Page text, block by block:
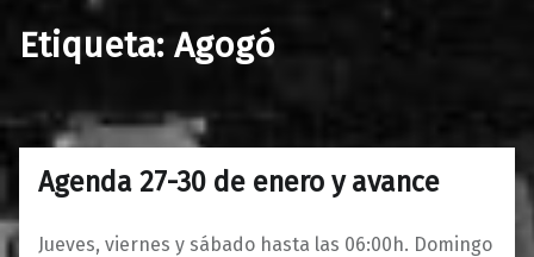
Etiqueta: Agogó
Agenda 27-30 de enero y avance
Jueves, viernes y sábado hasta las 06:00h. Domingo
26/01/20220
Maravillas